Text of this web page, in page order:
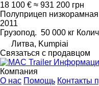
18 100 € ≈ 931 200 грн
Полуприцеп
2011
Грузопод. 50 000 кг
Литва, Kumpiai
Связаться с продавцом
Компания
О нас Помощь Контакты